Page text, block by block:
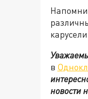
в
новости